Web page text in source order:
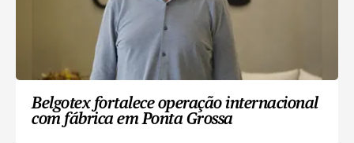
Belgotex fortalece operação internacional
com fábrica em Ponta Grossa